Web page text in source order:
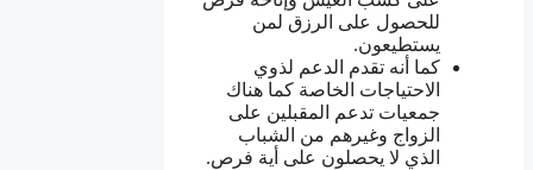
للحصول على الرزق لمن
يستطيعون.
كما أنه تقدم الدعم لذوي
الاحتياجات الخاصة كما هناك
جمعيات تدعم المقبلين على
الزواج وغيرهم من الشباب
الذي لا يحصلون على أية فرص.